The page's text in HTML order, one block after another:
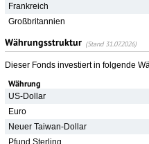
Frankreich
Großbritannien
Währungsstruktur (Stand 31.07.2026)
Dieser Fonds investiert in folgende
Währung
US-Dollar
Euro
Neuer Taiwan-Dollar
Pfund Sterling